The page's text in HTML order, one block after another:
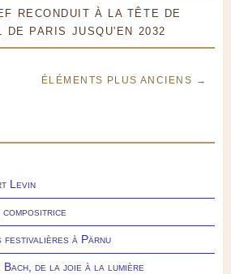
RECONDUIT À LA TÊTE DE
DE PARIS JUSQU'EN 2032
ÉLÉMENTS PLUS ANCIENS →
Levin
festivalières à Pärnu
de la joie à la lumière